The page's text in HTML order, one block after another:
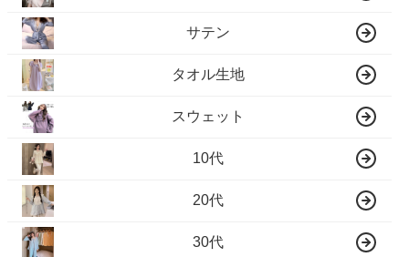
サテン
タオル生地
スウェット
10代
20代
30代